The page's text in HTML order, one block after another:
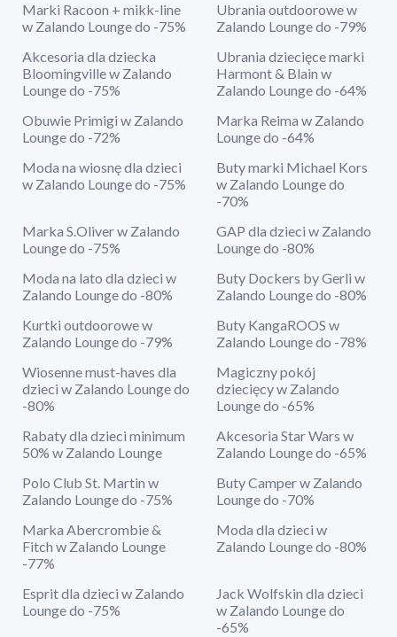
Marki Racoon + mikk-line
w Zalando Lounge do -75%
Ubrania outdoorowe w
Zalando Lounge do -79%
Akcesoria dla dziecka
Bloomingville w Zalando
Lounge do -75%
Ubrania dziecięce marki
Harmont & Blain w
Zalando Lounge do -64%
Obuwie Primigi w Zalando
Lounge do -72%
Marka Reima w Zalando
Lounge do -64%
Moda na wiosnę dla dzieci
w Zalando Lounge do -75%
Buty marki Michael Kors
w Zalando Lounge do
-70%
Marka S.Oliver w Zalando
Lounge do -75%
GAP dla dzieci w Zalando
Lounge do -80%
Moda na lato dla dzieci w
Zalando Lounge do -80%
Buty Dockers by Gerli w
Zalando Lounge do -80%
Kurtki outdoorowe w
Zalando Lounge do -79%
Buty KangaROOS w
Zalando Lounge do -78%
Wiosenne must-haves dla
dzieci w Zalando Lounge do
-80%
Magiczny pokój
dziecięcy w Zalando
Lounge do -65%
Rabaty dla dzieci minimum
50% w Zalando Lounge
Akcesoria Star Wars w
Zalando Lounge do -65%
Polo Club St. Martin w
Zalando Lounge do -75%
Buty Camper w Zalando
Lounge do -70%
Marka Abercrombie &
Fitch w Zalando Lounge
-77%
Moda dla dzieci w
Zalando Lounge do -80%
Esprit dla dzieci w Zalando
Lounge do -75%
Jack Wolfskin dla dzieci
w Zalando Lounge do
-65%